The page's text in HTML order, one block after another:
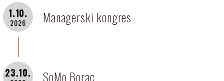
1.10.
2026 Managerski kongres
23.10. SoMo Borac